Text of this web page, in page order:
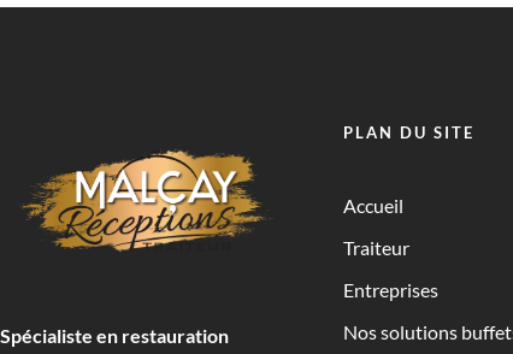
Spécialiste en restauration
PLAN DU SITE
Accueil
Traiteur
Entreprises
Nos solutions